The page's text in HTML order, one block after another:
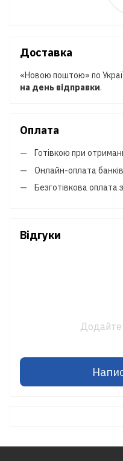
Доставка
«Новою поштою» по
на день відправки.
Оплата
Готівкою при
Онлайн-оплата
Безготівкова оплата
Відгуки
Додайте